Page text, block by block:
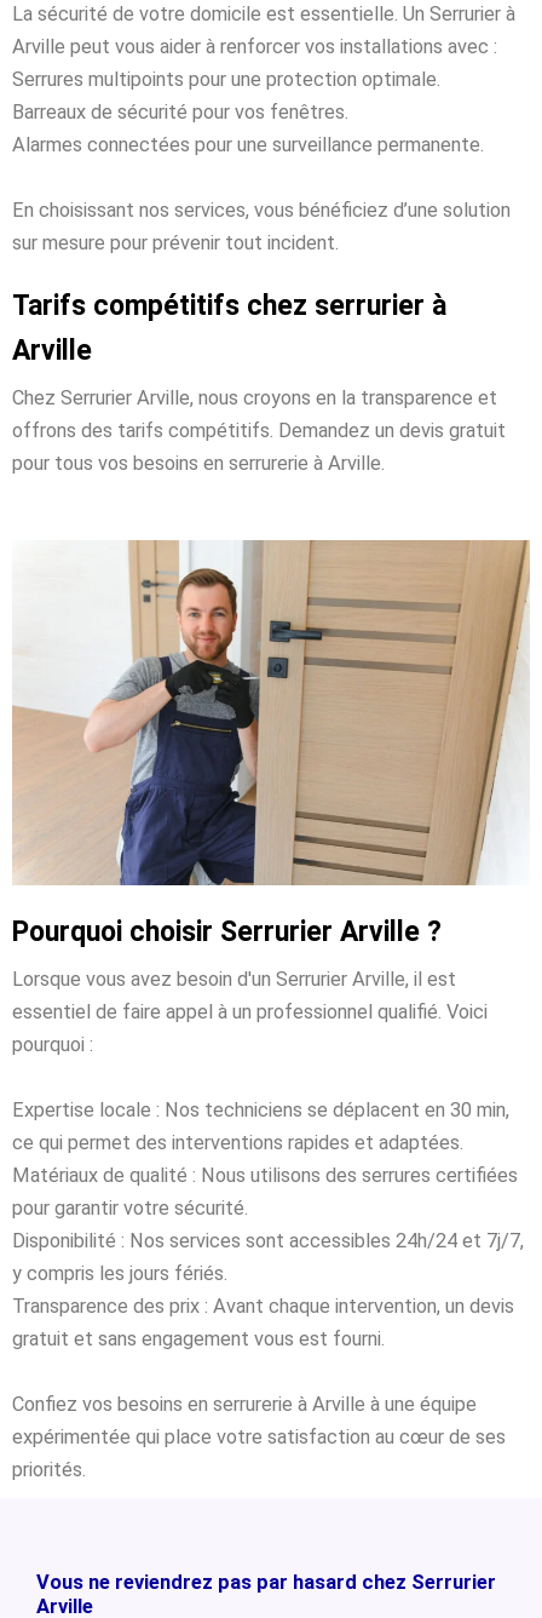
La sécurité de votre domicile est essentielle. Un Serrurier à
Arville peut vous aider à renforcer vos installations avec :
Serrures multipoints pour une protection optimale.
Barreaux de sécurité pour vos fenêtres.
Alarmes connectées pour une surveillance permanente.
En choisissant nos services, vous bénéficiez d’une solution
sur mesure pour prévenir tout incident.
Tarifs compétitifs chez serrurier à
Arville
Chez Serrurier Arville, nous croyons en la transparence et
offrons des tarifs compétitifs. Demandez un devis gratuit
pour tous vos besoins en serrurerie à Arville.
Pourquoi choisir Serrurier Arville ?
Lorsque vous avez besoin d'un Serrurier Arville, il est
essentiel de faire appel à un professionnel qualifié. Voici
pourquoi :
Expertise locale : Nos techniciens se déplacent en 30 min,
ce qui permet des interventions rapides et adaptées.
Matériaux de qualité : Nous utilisons des serrures certifiées
pour garantir votre sécurité.
Disponibilité : Nos services sont accessibles 24h/24 et 7j/7,
y compris les jours fériés.
Transparence des prix : Avant chaque intervention, un devis
gratuit et sans engagement vous est fourni.
Confiez vos besoins en serrurerie à Arville à une équipe
expérimentée qui place votre satisfaction au cœur de ses
priorités.
Vous ne reviendrez pas par hasard chez Serrurier
Arville